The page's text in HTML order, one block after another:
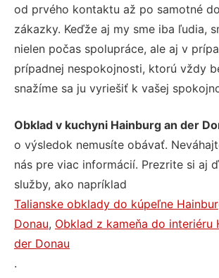
od prvého kontaktu až po samotné
zákazky. Keďže aj my sme iba ľudia,
nielen počas spolupráce, ale aj v
prípadnej nespokojnosti, ktorú vždy
snažíme sa ju vyriešiť k vašej
Obklad v kuchyni Hainburg an der
o výsledok nemusíte obávať.
nás pre viac informácií. Prezrite si aj
služby, ako napríklad
Talianske obklady do kúpeľne
Donau, Obklad z kameňa do interiéru
der Donau
.